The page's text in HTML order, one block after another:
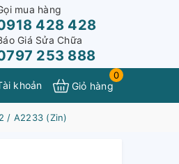
mua hàng
428 428
Giá Sửa Chữa
253 888
khoản
0
Giỏ hàng
/ A2233 (Zin)